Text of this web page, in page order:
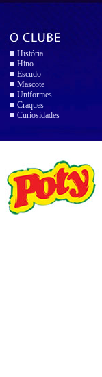
História
Hino
Escudo
Mascote
Uniformes
Craques
Curiosidades